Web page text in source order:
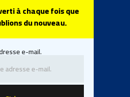
à chaque fois que
du nouveau.
e-mail.